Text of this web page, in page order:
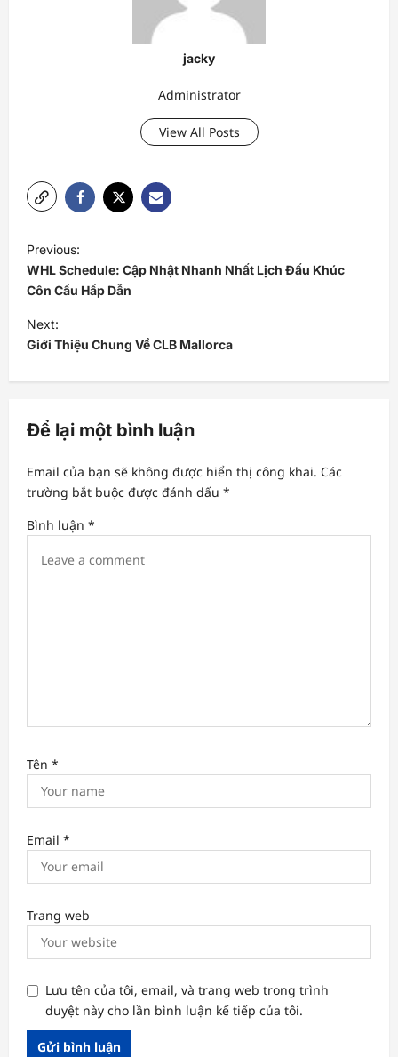
jacky
Administrator
View All Posts
o
s
t
n
a
i
a
i
Previous:
WHL Schedule: Cập Nhật Nhanh Nhất Lịch Đấu Khúc
Côn Cầu Hấp Dẫn
Next:
Giới Thiệu Chung Về CLB Mallorca
Để lại một bình luận
Email của bạn sẽ không được hiển thị công khai. Các
trường bắt buộc được đánh dấu *
Bình luận *
Tên *
Email *
Trang web
Lưu tên của tôi, email, và trang web trong trình
duyệt này cho lần bình luận kế tiếp của tôi.